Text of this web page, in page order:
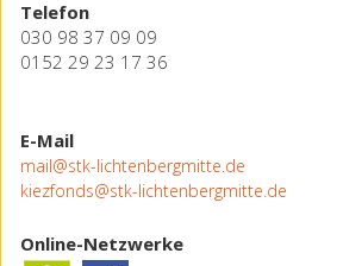
Telefon
030 98 37 09 09
0152 29 23 17 36
E-Mail
mail@stk-lichtenbergmitte.de
kiezfonds@stk-lichtenbergmitte.de
Online-Netzwerke